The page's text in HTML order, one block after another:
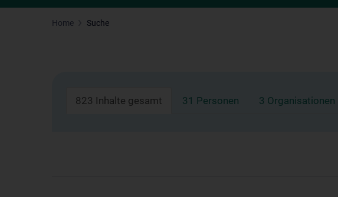
Home Suche
823 Inhalte gesamt 31 Personen 3 Organisationen